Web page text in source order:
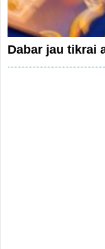
Dabar jau tikrai